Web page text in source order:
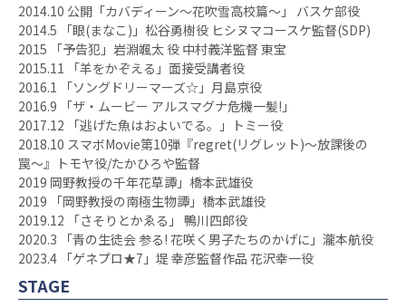
2014.10 公開「カバディーン〜花吹雪高校篇〜」 バスケ部役
2014.5 「眼(まなこ)」松谷勇樹役 ヒシヌマコースケ監督(SDP)
2015 「予告犯」岩淵颯太 役 中村義洋監督 東宝
2015.11 「羊をかぞえる」面接受講者役
2016.1 「ソングドリーマーズ☆」月島京役
2016.9 「ザ・ムービー アルスマグナ危機一髪!」
2017.12 「逃げた魚はおよいでる。」トミー役
2018.10 スマボMovie第10弾『regret(リグレット)〜放課後の
罠〜』トモヤ役/たかひろや監督
2019 岡野教授の千年花草譚」橋本武雄役
2019 「岡野教授の南極生物譚」橋本武雄役
2019.12 「さそりとかゑる」 鴨川四郎役
2020.3 「青の生徒会 参る! 花咲く男子たちのかげに」瀧本航役
2023.4 「ゲネプロ★7」堤 幸彦監督作品 花沢幸一役
STAGE